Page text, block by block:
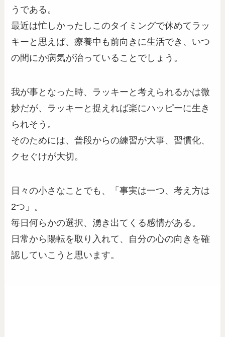
うである。
最近は忙しかったしこのタイミングで休めてラッ
キーと思えば、療養中も前向きに生活でき、いつ
の間にか病気が治っていることでしょう。
我が事となった時、ラッキーと考えられるかは微
妙だが、ラッキーと捉えれば楽にハッピーに生き
られそう。
そのためには、普段からの練習が大事、習慣化、
クセぐけが大切。
日々の小さなことでも、「事実は一つ、考え方は
2つ」。
毎日何らかの選択、湧き出てくる感情がある。
日常から陽転を取り入れて、自分の心の向きを確
認していこうと思います。